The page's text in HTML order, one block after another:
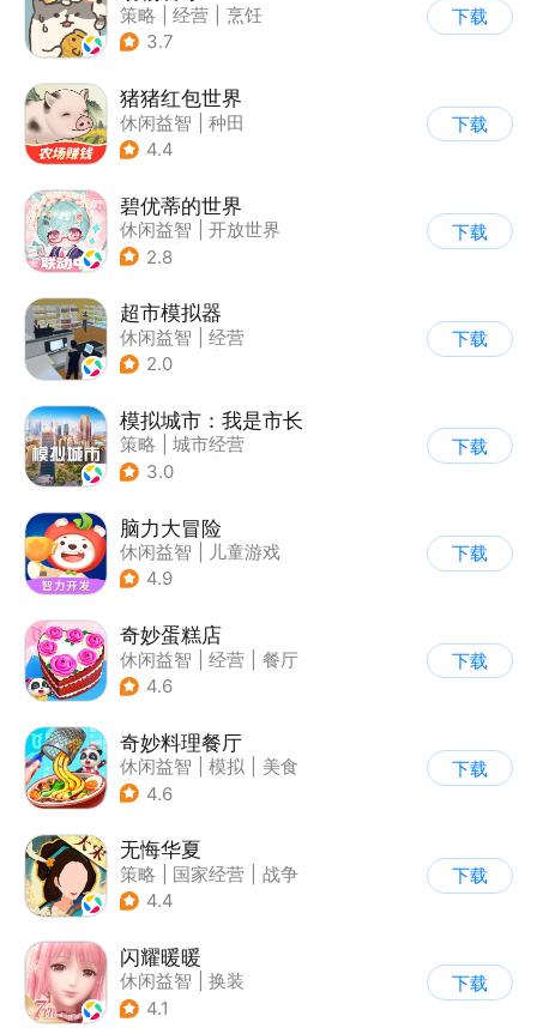
策略 经营
烹饪
| 宠物
3.7
下载
猪猪红包世界
休闲益智
种田
| 田园生活
4.4
下载
碧优蒂的世界
休闲益智
开放世界
| Q版
2.8
下载
超市模拟器
休闲益智
经营
| 文字游戏
2.0
下载
模拟城市：我是市长
策略
城市经营
| 模拟城市
3.0
下载
脑力大冒险
休闲益智
儿童游戏
| 卡通
4.9
下载
奇妙蛋糕店
休闲益智 经营
餐厅
| 宝宝巴士
4.6
下载
奇妙料理餐厅
休闲益智 模拟
美食
| 宝宝巴士
4.6
下载
无悔华夏
策略 国家经营
战争
| 中国风
4.4
下载
闪耀暖暖
休闲益智
换装
| 美少女
4.1
下载